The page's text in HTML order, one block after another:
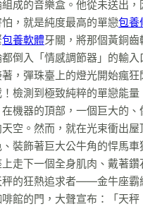
成的音樂盒。他從未送出，
怕，就是純度最高的單戀包養
包養軟體牙關，將那個黃銅
倒入「情感調節器」的輸
，彈珠臺上的燈光開始瘋狂
！檢測到極致純粹的單戀能
機器的頂部，一個巨大的
空。然而，就在光束衝出
裝飾著巨大公牛角的悍馬
走下一個全身肌肉、戴著
秤的狂熱追求者——金牛座霸
館的門，大聲宣布：「天